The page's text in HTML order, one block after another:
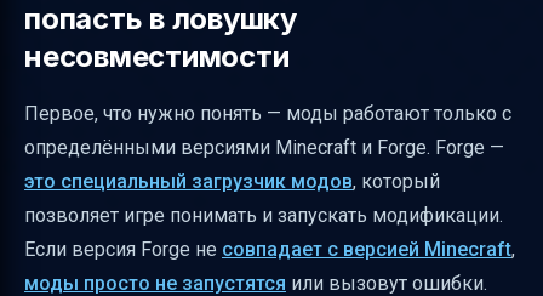
Что делать при ошибках и вылетах
Обновление модов и Forge
Образовательные возможности модов
Безопасность и ответственность
Forge и альтернативы — что выбрать
Как запустить Minecraft с модами
Таблица сравнения модлоадеров
попасть в ловушку
несовместимости
Первое, что нужно понять — моды работают только с
определёнными версиями Minecraft и Forge. Forge —
это специальный загрузчик модов, который
позволяет игре понимать и запускать модификации.
Если версия Forge не совпадает с версией Minecraft,
моды просто не запустятся или вызовут ошибки.